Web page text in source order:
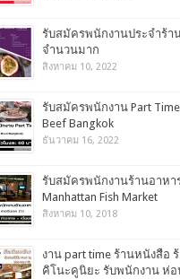
รับสมัครพนักงานประจำร้า
จำนวนมาก
สิงหาคม 10, 2022
รับสมัครพนักงาน Part Time
Beef Bangkok
ธันวาคม 16, 2022
รับสมัครพนักงานร้านอาหา
Manhattan Fish Market
สิงหาคม 10, 2018
งาน part time ร้านหนังสือ
คิโนะคูนิยะ รับพนักงาน ห่